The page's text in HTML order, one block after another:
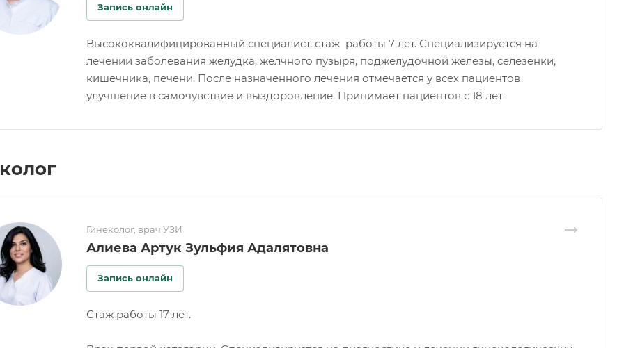
Запись онлайн
Высококвалифицированный специалист, стаж работы 7 лет. Специализируется на
лечении заболевания желудка, желчного пузыря, поджелудочной железы, селезенки,
кишечника, печени. После назначенного лечения отмечается у всех пациентов
улучшение в самочувствие и выздоровление. Принимает пациентов с 18 лет
Гинеколог, врач УЗИ
Алиева Артук Зульфия Адалятовна
Запись онлайн
Стаж работы 17 лет.